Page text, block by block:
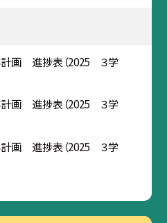
画 進捗表（2025 ３学
画 進捗表（2025 ３学
画 進捗表（2025 ３学